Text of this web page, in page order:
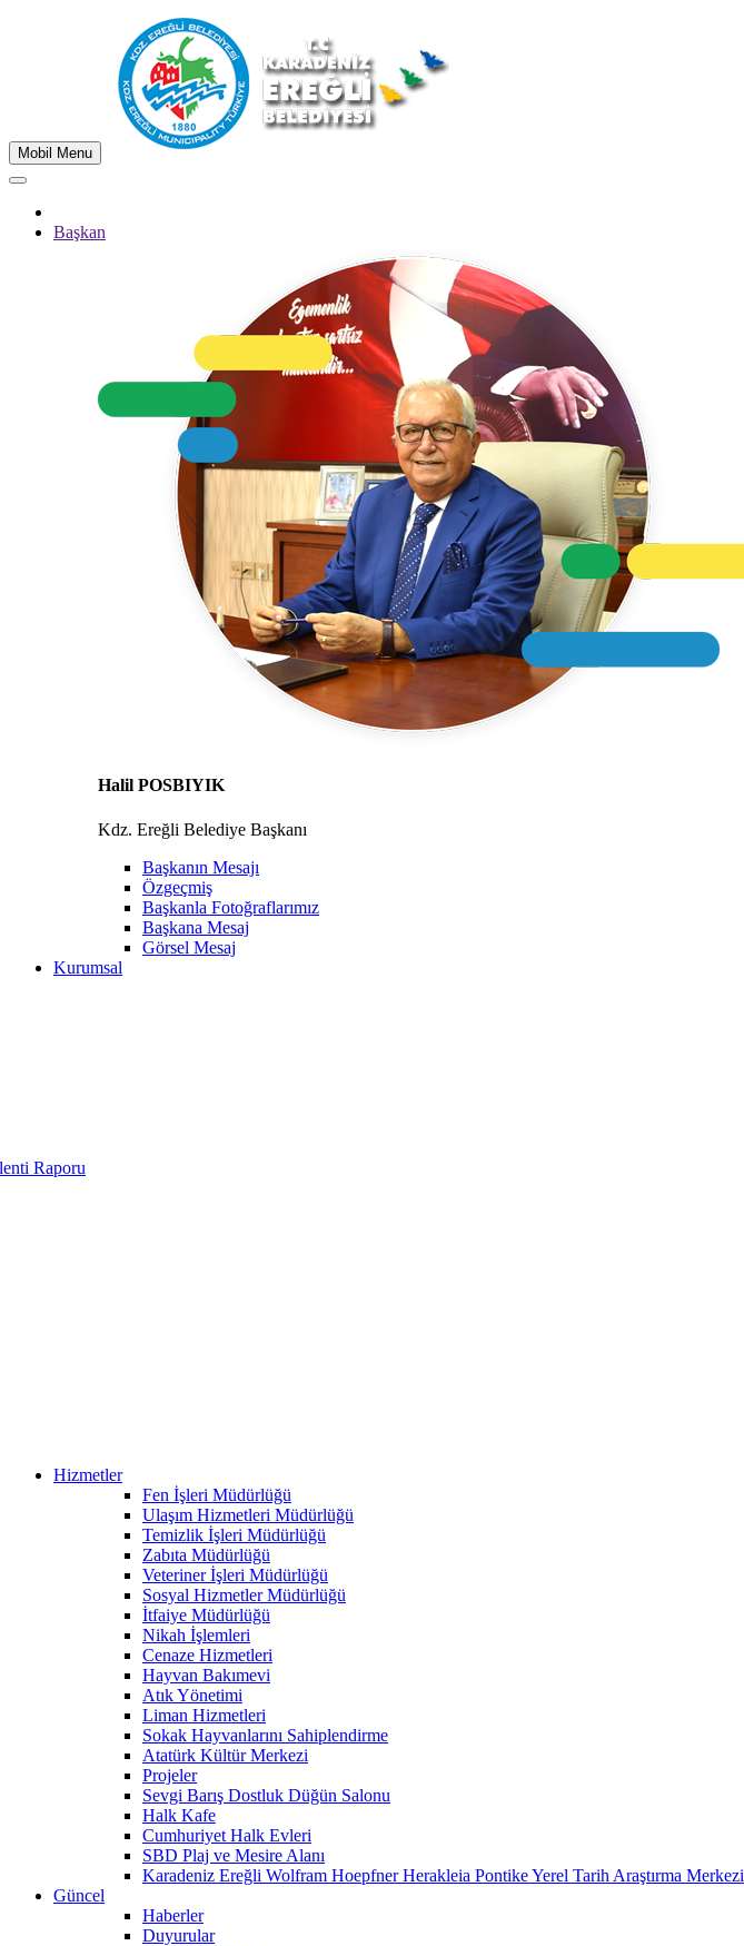
Mobil Menu
Başkan
Halil POSBIYIK
Kdz. Ereğli Belediye Başkanı
Başkanın Mesajı
Özgeçmiş
Başkanla Fotoğraflarımız
Başkana Mesaj
Görsel Mesaj
Kurumsal
Raporu
Hizmetler
Fen İşleri Müdürlüğü
Ulaşım Hizmetleri Müdürlüğü
Temizlik İşleri Müdürlüğü
Zabıta Müdürlüğü
Veteriner İşleri Müdürlüğü
Sosyal Hizmetler Müdürlüğü
İtfaiye Müdürlüğü
Nikah İşlemleri
Cenaze Hizmetleri
Hayvan Bakımevi
Atık Yönetimi
Liman Hizmetleri
Sokak Hayvanlarını Sahiplendirme
Atatürk Kültür Merkezi
Projeler
Sevgi Barış Dostluk Düğün Salonu
Halk Kafe
Cumhuriyet Halk Evleri
SBD Plaj ve Mesire Alanı
Karadeniz Ereğli Wolfram Hoepfner Herakleia Pontike Yerel Tarih Araştırma Merkezi
Güncel
Haberler
Duyurular